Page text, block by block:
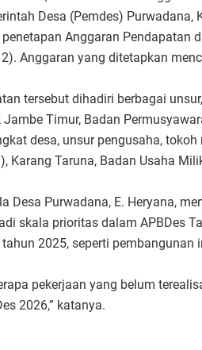
Desa (Pemdes)
penetapan Anggaran Pendapatan
Anggaran yang ditetapkan
tersebut dihadiri berbagai
Jambe Timur, Badan
desa, unsur pengusaha,
Karang Taruna, Badan Usaha
Desa Purwadana, E. Heryana,
skala prioritas dalam APBDes
2025, seperti pembangunan
pekerjaan yang belum
2026,” katanya.